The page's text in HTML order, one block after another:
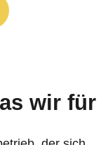
wir für